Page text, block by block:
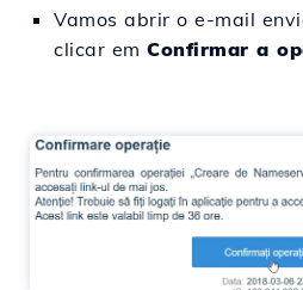
Vamos abrir o e-mail
clicar em Confirmar a